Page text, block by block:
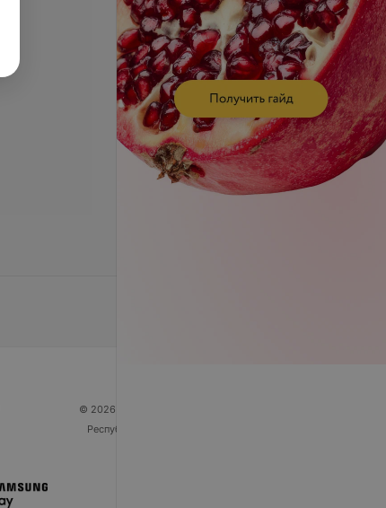
© 2026 ООО «Артокс Лаб», УНП 191700409
Республика Беларусь, г. Минск, улица Толбухина, 2,